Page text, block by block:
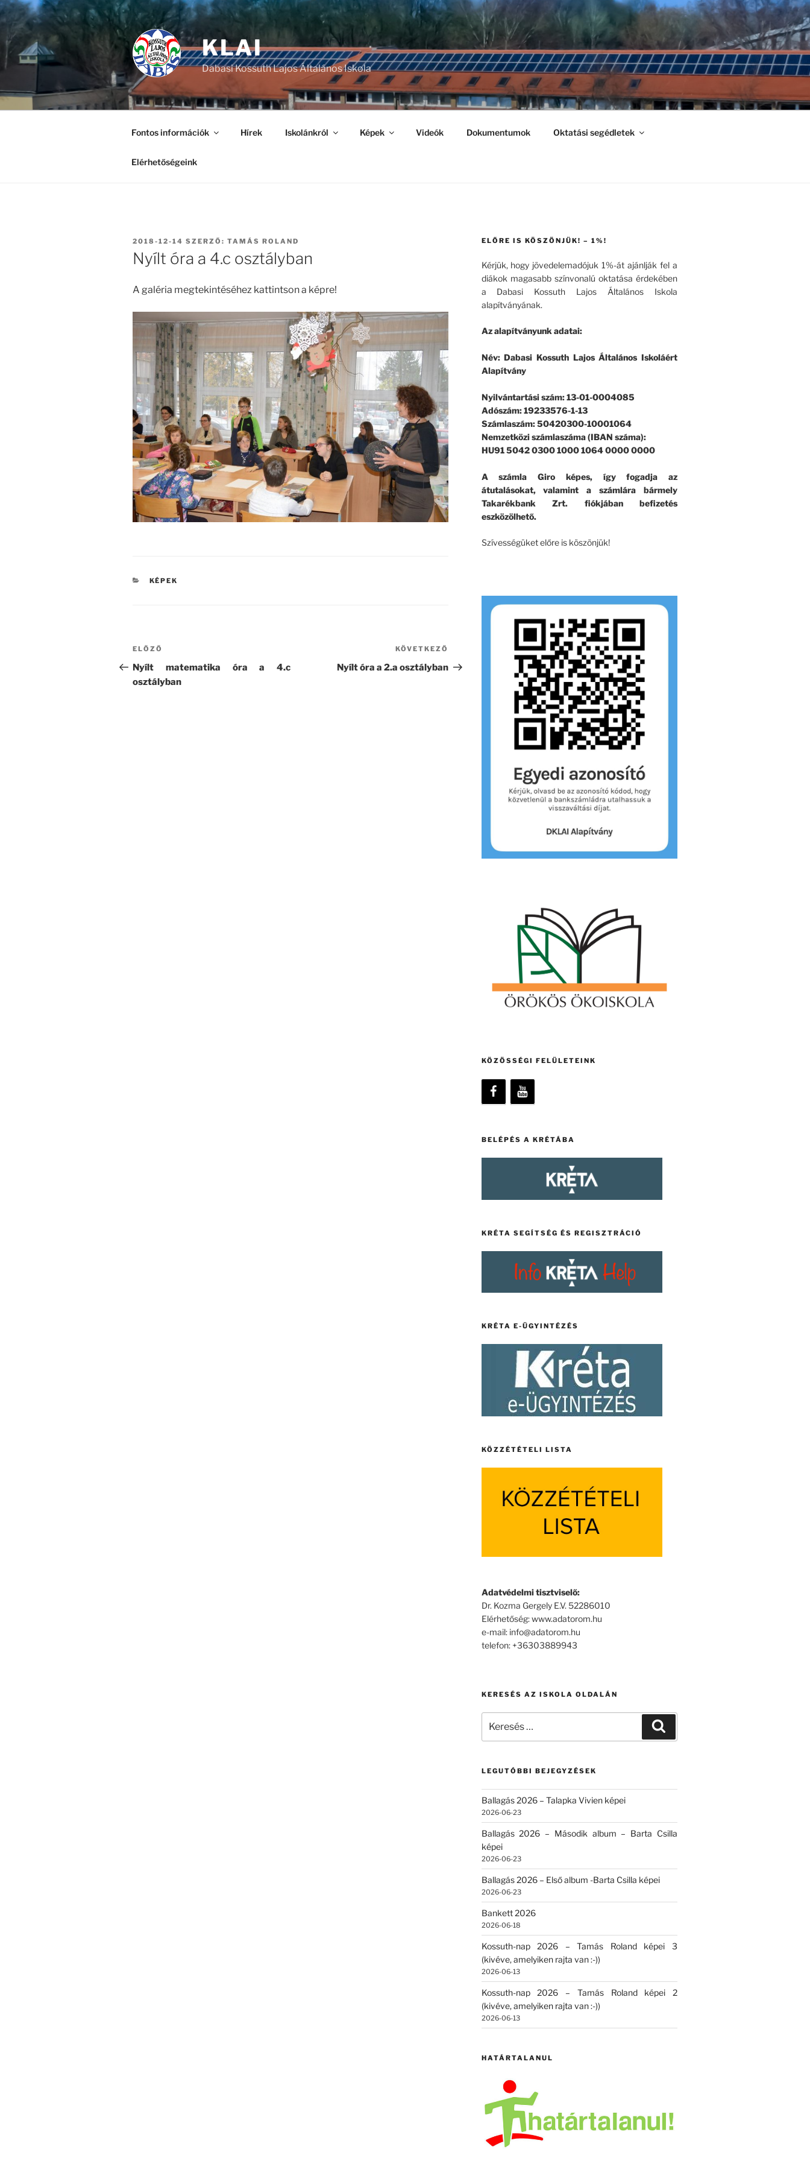
Tartalomhoz
KLAI
Dabasi Kossuth Lajos Általános Iskola
Fontos információk Hírek Iskolánkról Képek Videók Dokumentumok Oktatási segédletek
Elérhetőségeink
BEKÜLDVE:
2018-12-14 SZERZŐ: TAMÁS ROLAND
Nyílt óra a 4.c osztályban
A galéria megtekintéséhez kattintson a képre!
KATEGÓRIÁK
KÉPEK
Bejegyzés
navigáció
Korábbi
bejegyzés
ELŐZŐ
Nyílt matematika óra a 4.c
osztályban
bejegyzés
KÖVETKEZŐ
Nyílt óra a 2.a osztályban
ELŐRE IS KÖSZÖNJÜK! – 1%!
Kérjük, hogy jövedelemadójuk 1%-át ajánlják fel a
diákok magasabb színvonalú oktatása érdekében
a Dabasi Kossuth Lajos Általános Iskola
alapítványának.
Az alapítványunk adatai:
Név: Dabasi Kossuth Lajos Általános Iskoláért
Alapítvány
Nyilvántartási szám: 13-01-0004085
Adószám: 19233576-1-13
Számlaszám: 50420300-10001064
Nemzetközi számlaszáma (IBAN száma):
HU91 5042 0300 1000 1064 0000 0000
A számla Giro képes, így fogadja az
átutalásokat, valamint a számlára bármely
Takarékbank Zrt. fiókjában befizetés
eszközölhető.
Szívességüket előre is köszönjük!
KÖZÖSSÉGI FELÜLETEINK
BELÉPÉS A KRÉTÁBA
KRÉTA SEGÍTSÉG ÉS REGISZTRÁCIÓ
KRÉTA E-ÜGYINTÉZÉS
KÖZZÉTÉTELI LISTA
Adatvédelmi tisztviselő:
Dr. Kozma Gergely E.V. 52286010
Elérhetőség: www.adatorom.hu
e-mail: info@adatorom.hu
telefon: +36303889943
KERESÉS AZ ISKOLA OLDALÁN
következő
LEGUTÓBBI BEJEGYZÉSEK
Ballagás 2026 – Talapka Vivien képei
2026-06-23
Ballagás 2026 – Második album – Barta Csilla
képei
2026-06-23
Ballagás 2026 – Első album -Barta Csilla képei
2026-06-23
Bankett 2026
2026-06-18
Kossuth-nap 2026 – Tamás Roland képei 3
(kivéve, amelyiken rajta van :-))
2026-06-13
Kossuth-nap 2026 – Tamás Roland képei 2
(kivéve, amelyiken rajta van :-))
2026-06-13
HATÁRTALANUL